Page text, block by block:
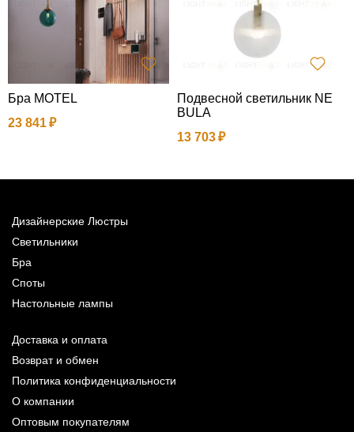
Бра MOTEL
23 841
Подвесной светильник NE
BULA
13 703
Дизайнерские Люстры
Светильники
Бра
Споты
Настольные лампы
Доставка и оплата
Возврат и обмен
Политика конфиденциальности
О компании
Оптовым покупателям